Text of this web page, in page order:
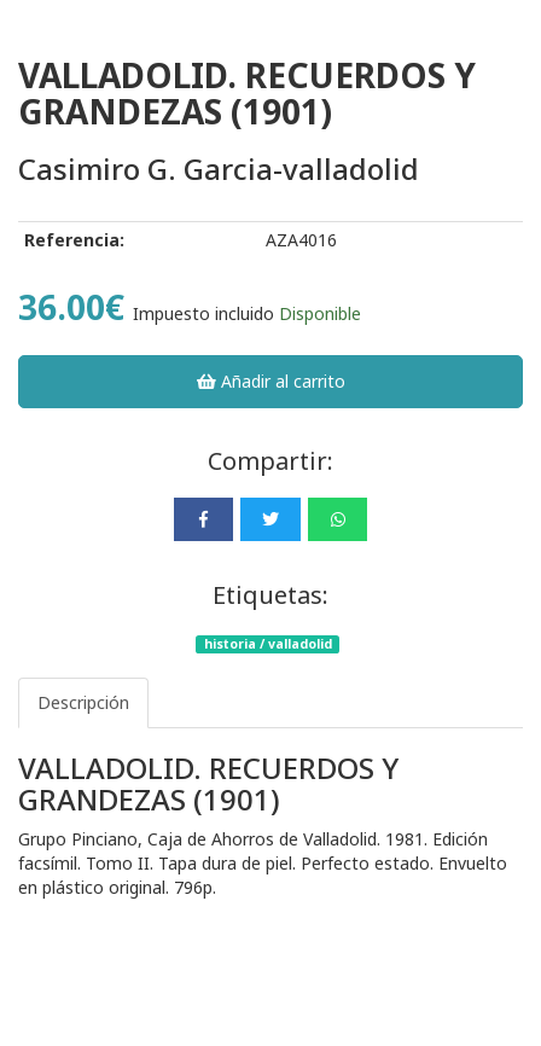
VALLADOLID. RECUERDOS Y
GRANDEZAS (1901)
Casimiro G. Garcia-valladolid
Referencia: AZA4016
36.00€ Impuesto incluido Disponible
Añadir al carrito
Compartir:
Etiquetas:
historia / valladolid
Descripción
VALLADOLID. RECUERDOS Y
GRANDEZAS (1901)
Grupo Pinciano, Caja de Ahorros de Valladolid. 1981. Edición
facsímil. Tomo II. Tapa dura de piel. Perfecto estado. Envuelto
en plástico original. 796p.